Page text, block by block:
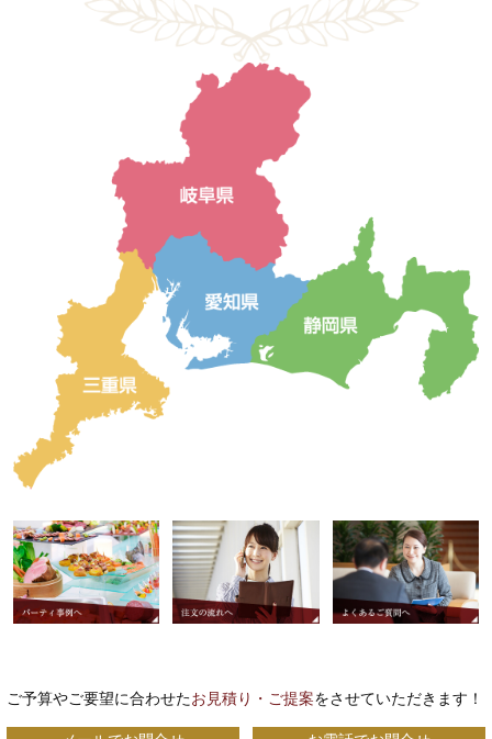
ご予算やご要望に合わせたお見積り・ご提案をさせていただきます！